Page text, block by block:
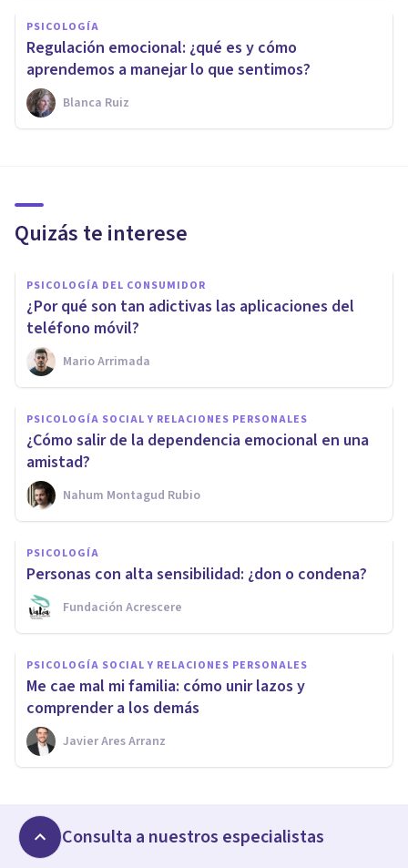
PSICOLOGÍA
Regulación emocional: ¿qué es y cómo
aprendemos a manejar lo que sentimos?
Blanca Ruiz
Quizás te interese
PSICOLOGÍA DEL CONSUMIDOR
¿Por qué son tan adictivas las aplicaciones del
teléfono móvil?
Mario Arrimada
PSICOLOGÍA SOCIAL Y RELACIONES PERSONALES
¿Cómo salir de la dependencia emocional en una
amistad?
Nahum Montagud Rubio
PSICOLOGÍA
Personas con alta sensibilidad: ¿don o condena?
Fundación Acrescere
PSICOLOGÍA SOCIAL Y RELACIONES PERSONALES
Me cae mal mi familia: cómo unir lazos y
comprender a los demás
Javier Ares Arranz
Consulta a nuestros especialistas